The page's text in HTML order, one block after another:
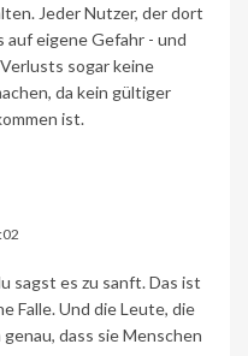
Jeder Nutzer, der dort
eigene Gefahr - und
sogar keine
da kein gültiger
ist.
sagst es zu sanft. Das ist
Falle. Und die Leute, die
dass sie Menschen